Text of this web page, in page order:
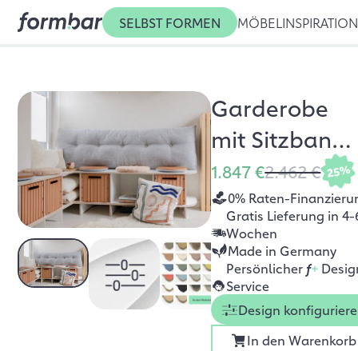
SELBST FORMEN MÖBEL INSPIRATION
Garderobe
mit Sitzbank
Sanvie
1.847 €2.462 € 25%
0% Raten-
Gratis Lieferung in 4-
Wochen
Made in Germany
Persönlicher f+
Service
Design
In den Warenkorb